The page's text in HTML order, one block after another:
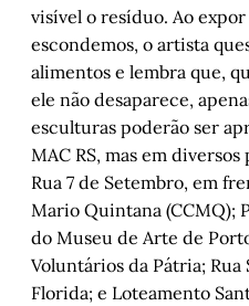
visível o resíduo. Ao
escondemos, o artista
alimentos e lembra que,
ele não desaparece,
esculturas poderão ser
MAC RS, mas em
Rua 7 de Setembro, em
Mario Quintana (CCMQ);
do Museu de Arte de
Voluntários da Pátria; Rua
Florida; e Loteamento